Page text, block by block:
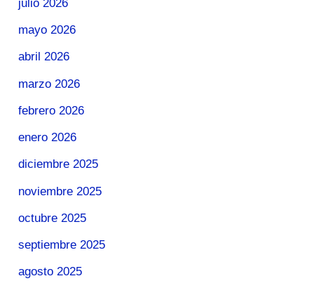
julio 2026
mayo 2026
abril 2026
marzo 2026
febrero 2026
enero 2026
diciembre 2025
noviembre 2025
octubre 2025
septiembre 2025
agosto 2025